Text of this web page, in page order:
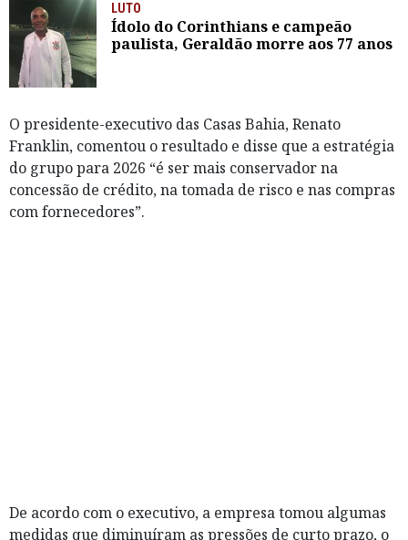
LUTO
Ídolo do Corinthians e campeão
paulista, Geraldão morre aos 77 anos
O presidente-executivo das Casas Bahia, Renato
Franklin, comentou o resultado e disse que a estratégia
do grupo para 2026 “é ser mais conservador na
‌concessão de crédito, na tomada de risco e nas compras
com fornecedores”.
De acordo com o executivo, a empresa tomou algumas
medidas que diminuíram as pressões de curto prazo, o